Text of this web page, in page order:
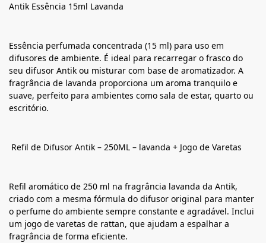
Antik Essência 15ml Lavanda
Essência perfumada concentrada (15 ml) para uso em
difusores de ambiente. É ideal para recarregar o frasco do
seu difusor Antik ou misturar com base de aromatizador. A
fragrância de lavanda proporciona um aroma tranquilo e
suave, perfeito para ambientes como sala de estar, quarto ou
escritório.
Refil de Difusor Antik – 250ML – lavanda + Jogo de Varetas
Refil aromático de 250 ml na fragrância lavanda da Antik,
criado com a mesma fórmula do difusor original para manter
o perfume do ambiente sempre constante e agradável. Inclui
um jogo de varetas de rattan, que ajudam a espalhar a
fragrância de forma eficiente.